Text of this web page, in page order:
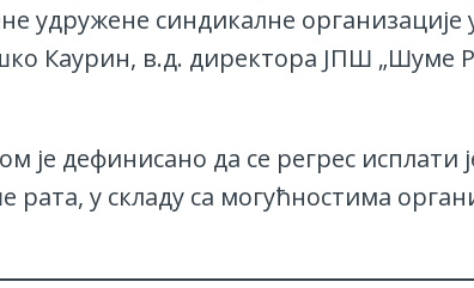
удружене синдикалне
Каурин, в.д. директора ЈПШ „Шуме
је дефинисано да се регрес исплати
рата, у складу са могућностима